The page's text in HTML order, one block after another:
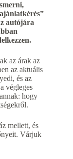
autójára
az árak az
az aktuális
és az
végleges
hogy
mellett, és
Várjuk